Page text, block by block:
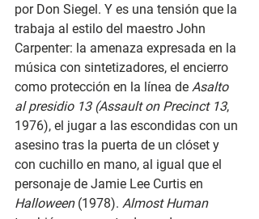
por Don Siegel. Y es una tensión que la
trabaja al estilo del maestro John
Carpenter: la amenaza expresada en la
música con sintetizadores, el encierro
como protección en la línea de Asalto
al presidio 13 (Assault on Precinct 13,
1976), el jugar a las escondidas con un
asesino tras la puerta de un clóset y
con cuchillo en mano, al igual que el
personaje de Jamie Lee Curtis en
Halloween (1978). Almost Human